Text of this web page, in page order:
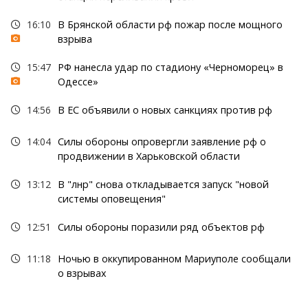
16:10
В Брянской области рф пожар после мощного
взрыва
15:47 РФ нанесла удар по стадиону «Черноморец» в
Одессе»
14:56 В ЕС объявили о новых санкциях против рф
14:04 Силы обороны опровергли заявление рф о
продвижении в Харьковской области
13:12 В "лнр" снова откладывается запуск "новой
системы оповещения"
12:51 Силы обороны поразили ряд объектов рф
11:18
Ночью в оккупированном Мариуполе сообщали
о взрывах